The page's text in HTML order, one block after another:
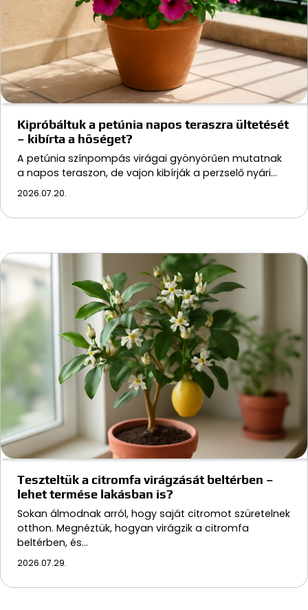
Kipróbáltuk a petúnia napos teraszra ültetését
– kibírta a hőséget?
A petúnia színpompás virágai gyönyörűen mutatnak
a napos teraszon, de vajon kibírják a perzselő nyári…
2026.07.20.
Teszteltük a citromfa virágzását beltérben –
lehet termése lakásban is?
Sokan álmodnak arról, hogy saját citromot szüretelnek
otthon. Megnéztük, hogyan virágzik a citromfa
beltérben, és…
2026.07.29.